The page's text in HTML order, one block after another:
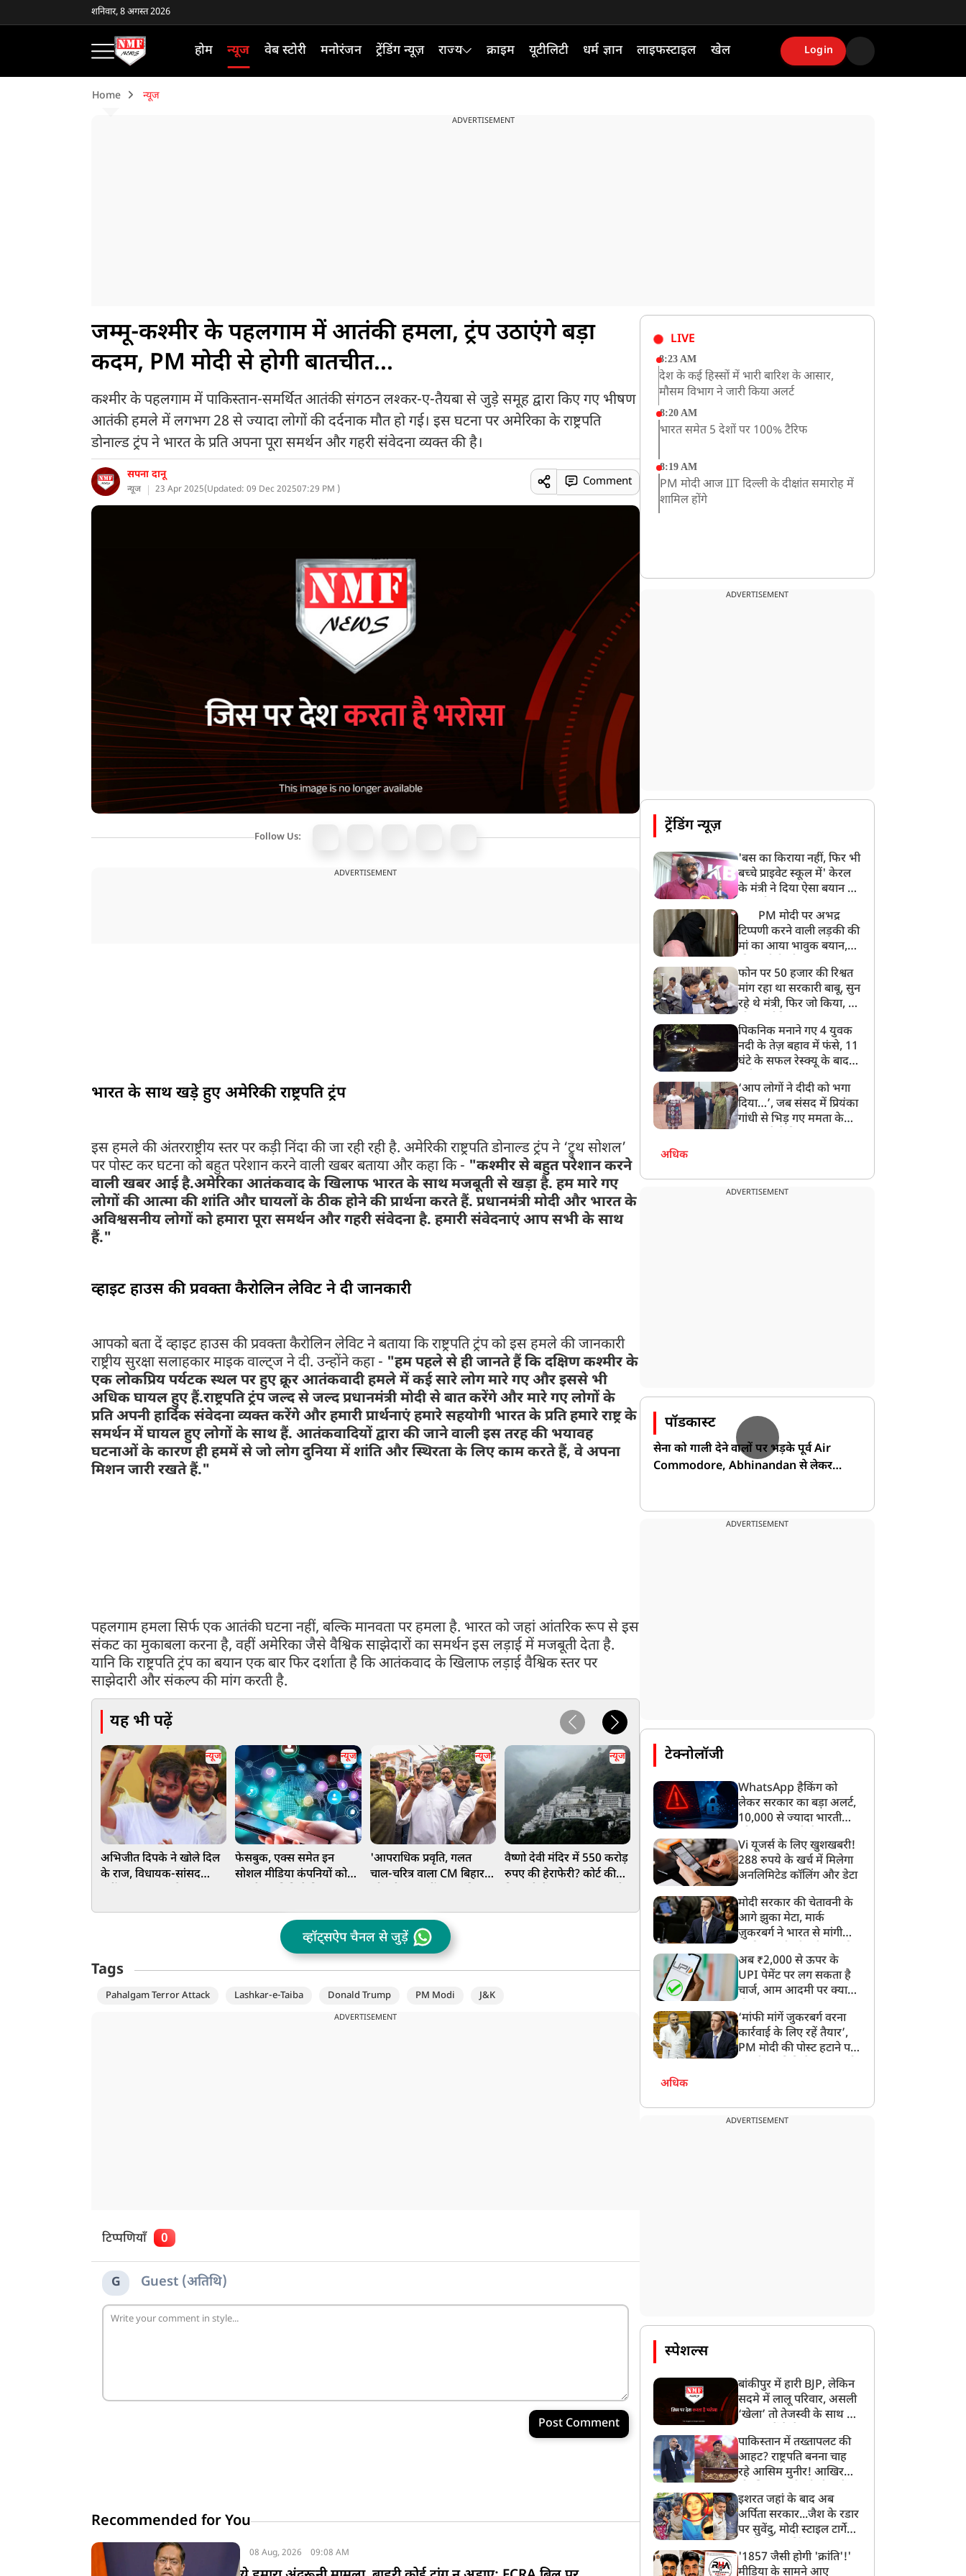
शनिवार, 8 अगस्त 2026
होम न्यूज वेब स्टोरी मनोरंजन ट्रेंडिंग न्यूज़ राज्य क्राइम यूटीलिटी धर्म ज्ञान लाइफस्टाइल खेल Login
Home न्यूज
ADVERTISEMENT
जम्मू-कश्मीर के पहलगाम में आतंकी हमला, ट्रंप उठाएंगे बड़ा
कदम, PM मोदी से होगी बातचीत...
कश्मीर के पहलगाम में पाकिस्तान-समर्थित आतंकी संगठन लश्कर-ए-तैयबा से जुड़े समूह द्वारा किए गए भीषण
आतंकी हमले में लगभग 28 से ज्यादा लोगों की दर्दनाक मौत हो गई। इस घटना पर अमेरिका के राष्ट्रपति
डोनाल्ड ट्रंप ने भारत के प्रति अपना पूरा समर्थन और गहरी संवेदना व्यक्त की है।
सपना दानू
न्यूज 23 Apr 2025(Updated: 09 Dec 202507:29 PM )
Comment
Follow Us:
ADVERTISEMENT
भारत के साथ खड़े हुए अमेरिकी राष्ट्रपति ट्रंप
इस हमले की अंतरराष्ट्रीय स्तर पर कड़ी निंदा की जा रही रही है. अमेरिकी राष्ट्रपति डोनाल्ड ट्रंप ने ‘ट्रुथ सोशल’
पर पोस्ट कर घटना को बहुत परेशान करने वाली खबर बताया और कहा कि - "कश्मीर से बहुत परेशान करने
वाली खबर आई है.अमेरिका आतंकवाद के खिलाफ भारत के साथ मजबूती से खड़ा है. हम मारे गए
लोगों की आत्मा की शांति और घायलों के ठीक होने की प्रार्थना करते हैं. प्रधानमंत्री मोदी और भारत के
अविश्वसनीय लोगों को हमारा पूरा समर्थन और गहरी संवेदना है. हमारी संवेदनाएं आप सभी के साथ
हैं."
व्हाइट हाउस की प्रवक्ता कैरोलिन लेविट ने दी जानकारी
आपको बता दें व्हाइट हाउस की प्रवक्ता कैरोलिन लेविट ने बताया कि राष्ट्रपति ट्रंप को इस हमले की जानकारी
राष्ट्रीय सुरक्षा सलाहकार माइक वाल्ट्ज ने दी. उन्होंने कहा - "हम पहले से ही जानते हैं कि दक्षिण कश्मीर के
एक लोकप्रिय पर्यटक स्थल पर हुए क्रूर आतंकवादी हमले में कई सारे लोग मारे गए और इससे भी
अधिक घायल हुए हैं.राष्ट्रपति ट्रंप जल्द से जल्द प्रधानमंत्री मोदी से बात करेंगे और मारे गए लोगों के
प्रति अपनी हार्दिक संवेदना व्यक्त करेंगे और हमारी प्रार्थनाएं हमारे सहयोगी भारत के प्रति हमारे राष्ट्र के
समर्थन में घायल हुए लोगों के साथ हैं. आतंकवादियों द्वारा की जाने वाली इस तरह की भयावह
घटनाओं के कारण ही हममें से जो लोग दुनिया में शांति और स्थिरता के लिए काम करते हैं, वे अपना
मिशन जारी रखते हैं."
पहलगाम हमला सिर्फ एक आतंकी घटना नहीं, बल्कि मानवता पर हमला है. भारत को जहां आंतरिक रूप से इस
संकट का मुकाबला करना है, वहीं अमेरिका जैसे वैश्विक साझेदारों का समर्थन इस लड़ाई में मजबूती देता है.
यानि कि राष्ट्रपति ट्रंप का बयान एक बार फिर दर्शाता है कि आतंकवाद के खिलाफ लड़ाई वैश्विक स्तर पर
साझेदारी और संकल्प की मांग करती है.
यह भी पढ़ें
न्यूज
अभिजीत दिपके ने खोले दिल
के राज, विधायक-सांसद
न्यूज
फेसबुक, एक्स समेत इन
सोशल मीडिया कंपनियों को
न्यूज
'आपराधिक प्रवृति, गलत
चाल-चरित्र वाला CM बिहार
बरसे प्रशांत किशोर
न्यूज
वैष्णो देवी मंदिर में 550 करोड़
रुपए की हेराफेरी? कोर्ट की
'CJP प्रोटेस्ट से इस मनहूस देश
में मुसलमान थोड़ी सांस ले
पाए', JNU की पूर्व प्रोफेसर के
बयान पर सोशल मीडिया पर
मचा बवाल; लोगों ने कहा-
पाकिस्तान भेजो
‘भाई तो बहुत बने, सब छोड़कर
चले गए लेकिन…’, BSP
निधन पर भावुक हुईं मायावती,
Video
व्हॉट्सऐप चैनल से जुड़ें
Tags
Pahalgam Terror Attack Lashkar-e-Taiba Donald Trump PM Modi J&K
ADVERTISEMENT
टिप्पणियाँ 0
G Guest (अतिथि)
Post Comment
Recommended for You
08 Aug, 2026 09:08 AM
LIVE
8:23 AM
देश के कई हिस्सों में भारी बारिश के आसार,
मौसम विभाग ने जारी किया अलर्ट
8:20 AM
भारत समेत 5 देशों पर 100% टैरिफ
8:19 AM
PM मोदी आज IIT दिल्ली के दीक्षांत समारोह में
शामिल होंगे
ADVERTISEMENT
ट्रेंडिंग न्यूज़
'बस का किराया नहीं, फिर भी
बच्चे प्राइवेट स्कूल में' केरल
के मंत्री ने दिया ऐसा बयान की
PM मोदी पर अभद्र
टिप्पणी करने वाली लड़की की
मां का आया भावुक बयान,
बेटी को गोद लें प्रधानमंत्री
फोन पर 50 हजार की रिश्वत
मांग रहा था सरकारी बाबू, सुन
रहे थे मंत्री, फिर जो किया, वो
पिकनिक मनाने गए 4 युवक
नदी के तेज़ बहाव में फंसे, 11
घंटे के सफल रेस्क्यू के बाद
‘आप लोगों ने दीदी को भगा
दिया…’, जब संसद में प्रियंका
गांधी से भिड़ गए ममता के
अधिक
ADVERTISEMENT
पॉडकास्ट
सेना को गाली देने वालों पर भड़के पूर्व Air
Commodore, Abhinandan से लेकर
ADVERTISEMENT
टेक्नोलॉजी
WhatsApp हैकिंग को
लेकर सरकार का बड़ा अलर्ट,
10,000 से ज्यादा भारतीयों
गया
Vi यूजर्स के लिए खुशखबरी!
288 रुपये के खर्च में मिलेगा
अनलिमिटेड कॉलिंग और डेटा
मोदी सरकार की चेतावनी के
आगे झुका मेटा, मार्क
ज़ुकरबर्ग ने भारत से मांगी
अब ₹2,000 से ऊपर के
UPI पेमेंट पर लग सकता है
चार्ज, आम आदमी पर क्या
‘मांफी मांगें जुकरबर्ग वरना
कार्रवाई के लिए रहें तैयार’,
PM मोदी की पोस्ट हटाने पर
अधिक
ADVERTISEMENT
स्पेशल्स
बांकीपुर में हारी BJP, लेकिन
सदमे में लालू परिवार, असली
‘खेला’ तो तेजस्वी के साथ हो
पाकिस्तान में तख्तापलट की
आहट? राष्ट्रपति बनना चाह
रहे आसिम मुनीर! आखिर
बनाया मोहरा?
इशरत जहां के बाद अब
अर्पिता सरकार...जैश के रडार
पर सुवेंदु, मोदी स्टाइल टार्गेट
बड़ा एक्शन!
'1857 जैसी होगी 'क्रांति'!'
मीडिया के सामने आए